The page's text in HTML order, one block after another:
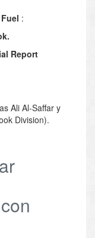
:
Report
Ali Al-Saffar y
Division).